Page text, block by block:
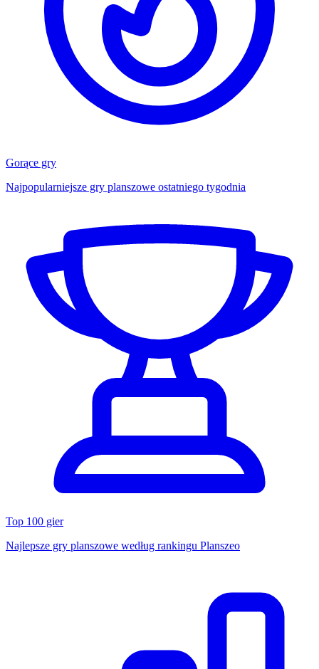
Gorące gry
Najpopularniejsze gry planszowe ostatniego tygodnia
Top 100 gier
Najlepsze gry planszowe według rankingu Planszeo